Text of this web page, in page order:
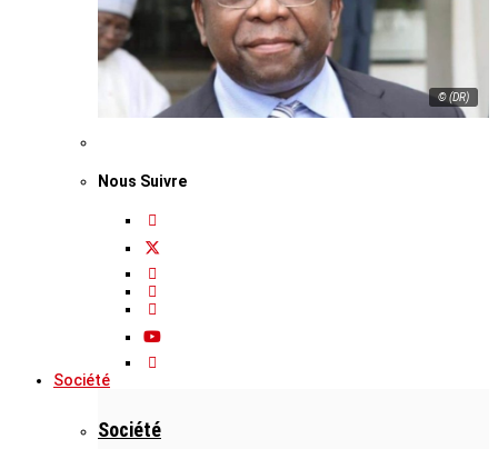
© (DR)
Nous Suivre
Société
Société